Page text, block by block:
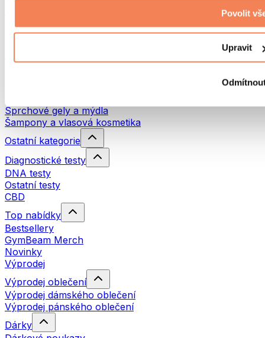
Povolit
Upravit
Red Light Therapy
Vodní filtry a konvice
Sprchové gely a mýdla
Šampony a vlasová kosmetika
Ostatní kategorie
Diagnostické testy
DNA testy
Ostatní testy
CBD
Top nabídky
Bestsellery
GymBeam Merch
Novinky
Výprodej
Výprodej oblečení
Výprodej dámského oblečení
Výprodej pánského oblečení
Dárky